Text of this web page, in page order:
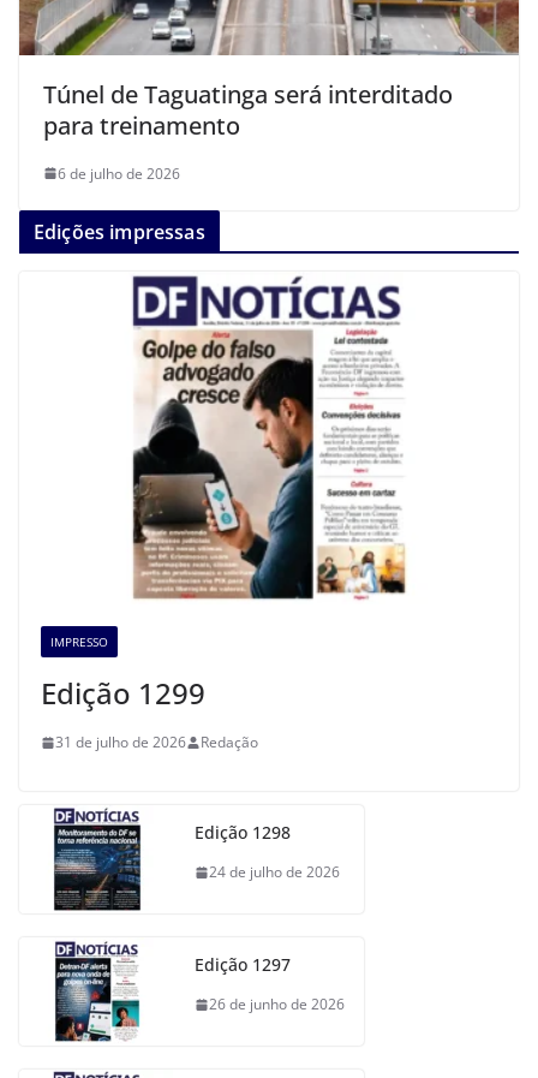
Túnel de Taguatinga será interditado
para treinamento
6 de julho de 2026
Edições impressas
IMPRESSO
Edição 1299
31 de julho de 2026 Redação
Edição 1298
24 de julho de 2026
Edição 1297
26 de junho de 2026